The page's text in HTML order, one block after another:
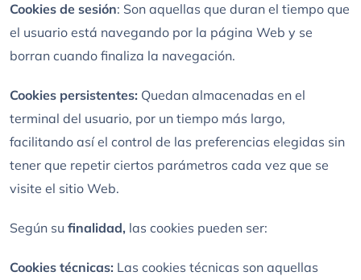
Cookies de sesión: Son aquellas que duran el tiempo que
el usuario está navegando por la página Web y se
borran cuando finaliza la navegación.
Cookies persistentes: Quedan almacenadas en el
terminal del usuario, por un tiempo más largo,
facilitando así el control de las preferencias elegidas sin
tener que repetir ciertos parámetros cada vez que se
visite el sitio Web.
Según su finalidad, las cookies pueden ser:
Cookies técnicas: Las cookies técnicas son aquellas